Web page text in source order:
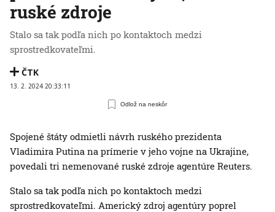
ruské zdroje
Stalo sa tak podľa nich po kontaktoch medzi
sprostredkovateľmi.
ČTK
13. 2. 2024 20:33:11
Odlož na neskôr
Spojené štáty odmietli návrh ruského prezidenta
Vladimira Putina na prímerie v jeho vojne na Ukrajine,
povedali tri nemenované ruské zdroje agentúre Reuters.
Stalo sa tak podľa nich po kontaktoch medzi
sprostredkovateľmi. Americký zdroj agentúry poprel